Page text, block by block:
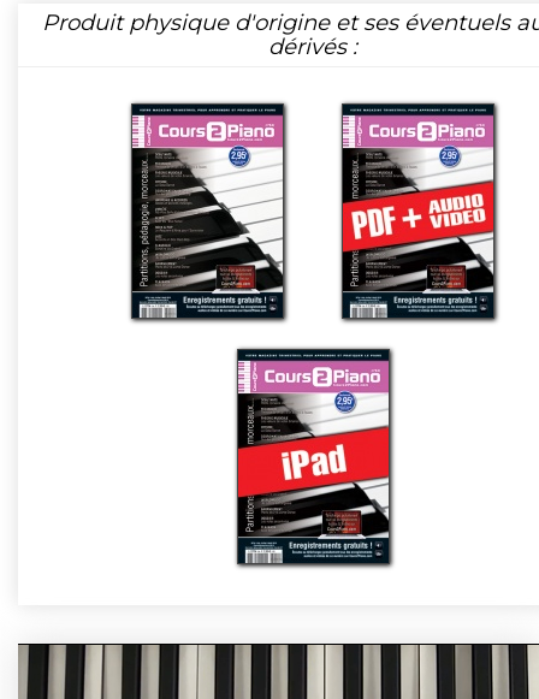
Produit physique d'origine et ses éventuels
dérivés :